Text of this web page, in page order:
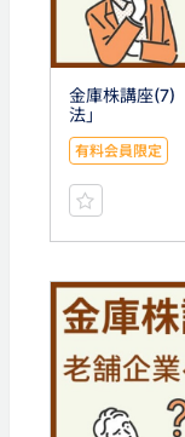
金庫株講座(7)
法」
有料会員限定